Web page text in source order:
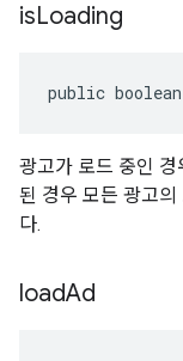
isLoading
public boolean
광고가 로드 중인 경
된 경우 모든 광고의
다.
loadAd